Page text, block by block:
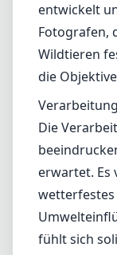
fühlt sich
aus
den Schutz
sondern
Der
Fokusring
Brennweiten
Optische
In Bezug auf